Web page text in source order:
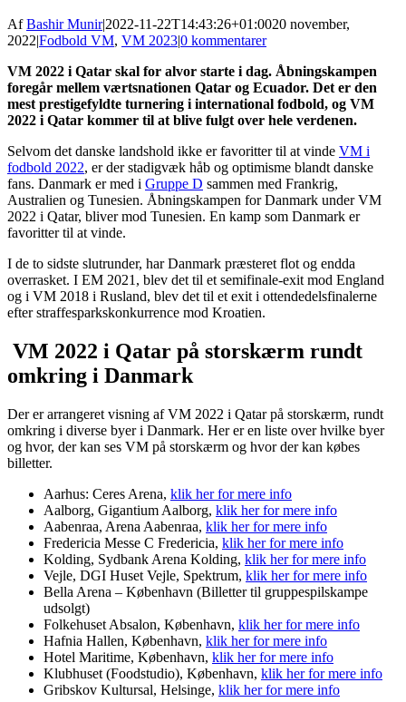
AfBashir Munir|2022-11-22T14:43:26+01:0020 november,
2022|Fodbold VM, VM 2023|0 kommentarer
VM 2022 i Qatar skal for alvor starte i dag. Åbningskampen
foregår mellem værtsnationen Qatar og Ecuador. Det er den
mest prestigefyldte turnering i international fodbold, og VM
2022 i Qatar kommer til at blive fulgt over hele verdenen.
Selvom det danske landshold ikke er favoritter til at vinde VM i
fodbold 2022, er der stadigvæk håb og optimisme blandt danske
fans. Danmark er med i Gruppe D sammen med Frankrig,
Australien og Tunesien. Åbningskampen for Danmark under VM
2022 i Qatar, bliver mod Tunesien. En kamp som Danmark er
favoritter til at vinde.
I de to sidste slutrunder, har Danmark præsteret flot og endda
overrasket. I EM 2021, blev det til et semifinale-exit mod England
og i VM 2018 i Rusland, blev det til et exit i ottendedelsfinalerne
efter straffesparkskonkurrence mod Kroatien.
VM 2022 i Qatar på storskærm rundt
omkring i Danmark
Der er arrangeret visning af VM 2022 i Qatar på storskærm, rundt
omkring i diverse byer i Danmark. Her er en liste over hvilke byer
og hvor, der kan ses VM på storskærm og hvor der kan købes
billetter.
Aarhus: Ceres Arena, klik her for mere info
Aalborg, Gigantium Aalborg, klik her for mere info
Aabenraa, Arena Aabenraa, klik her for mere info
Fredericia Messe C Fredericia, klik her for mere info
Kolding, Sydbank Arena Kolding, klik her for mere info
Vejle, DGI Huset Vejle, Spektrum, klik her for mere info
Bella Arena – København (Billetter til gruppespilskampe
udsolgt)
Folkehuset Absalon, København, klik her for mere info
Hafnia Hallen, København, klik her for mere info
Hotel Maritime, København, klik her for mere info
Klubhuset (Foodstudio), København, klik her for mere info
Gribskov Kultursal, Helsinge, klik her for mere info